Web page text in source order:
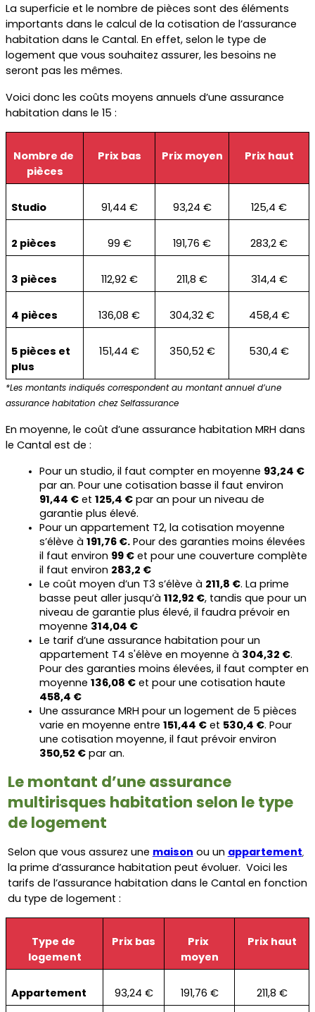
La superficie et le nombre de pièces sont des éléments
importants dans le calcul de la cotisation de l’assurance
habitation dans le Cantal. En effet, selon le type de
logement que vous souhaitez assurer, les besoins ne
seront pas les mêmes.
Voici donc les coûts moyens annuels d’une assurance
habitation dans le 15 :
Nombre de
pièces
Prix bas Prix moyen Prix haut
Studio 91,44 € 93,24 € 125,4 €
2 pièces 99 € 191,76 € 283,2 €
3 pièces 112,92 € 211,8 € 314,4 €
4 pièces 136,08 € 304,32 € 458,4 €
5 pièces et
plus
151,44 € 350,52 € 530,4 €
*Les montants indiqués correspondent au montant annuel d’une
assurance habitation chez Selfassurance
En moyenne, le coût d’une assurance habitation MRH dans
le Cantal est de :
Pour un studio, il faut compter en moyenne 93,24 €
91,44 € et 125,4 € par an pour un niveau de
garantie plus élevé.
Pour un appartement T2, la cotisation moyenne
s’élève à 191,76 €. Pour des garanties moins élevées
il faut environ 99 € et pour une couverture complète
il faut environ 283,2 €
Le coût moyen d’un T3 s’élève à 211,8 €. La prime
basse peut aller jusqu’à 112,92 €, tandis que pour un
niveau de garantie plus élevé, il faudra prévoir en
moyenne 314,04 €
Le tarif d’une assurance habitation pour un
appartement T4 s'élève en moyenne à 304,32 €.
Pour des garanties moins élevées, il faut compter en
moyenne 136,08 €
458,4 €
Une assurance MRH pour un logement de 5 pièces
varie en moyenne entre 151,44 € et 530,4 €. Pour
350,52 € par an.
Le montant d’une assurance
multirisques habitation selon le type
de logement
Selon que vous assurez une maison ou un appartement,
la prime d’assurance habitation peut évoluer.  Voici les
tarifs de l’assurance habitation dans le Cantal en fonction
du type de logement :
Type de
logement
Prix bas
Prix
moyen
Prix haut
Appartement 93,24 € 191,76 € 211,8 €